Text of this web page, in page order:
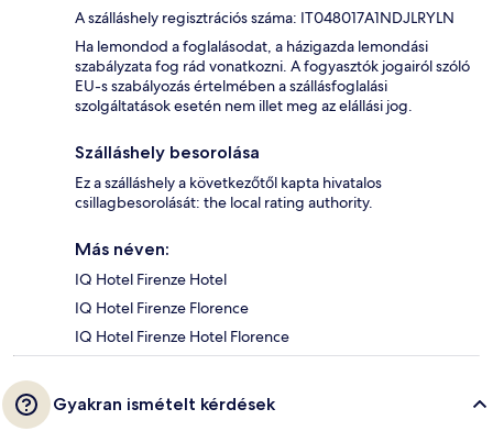
A szálláshely regisztrációs száma: IT048017A1NDJLRYLN
Ha lemondod a foglalásodat, a házigazda lemondási
szabályzata fog rád vonatkozni. A fogyasztók jogairól szóló
EU-s szabályozás értelmében a szállásfoglalási
szolgáltatások esetén nem illet meg az elállási jog.
Szálláshely besorolása
Ez a szálláshely a következőtől kapta hivatalos
csillagbesorolását: the local rating authority.
Más néven:
IQ Hotel Firenze Hotel
IQ Hotel Firenze Florence
IQ Hotel Firenze Hotel Florence
Gyakran ismételt kérdések